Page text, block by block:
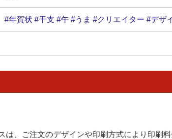
#年賀状 #干支 #午 #うま #クリエイター #デザ
は、ご注文のデザインや印刷方式により印刷